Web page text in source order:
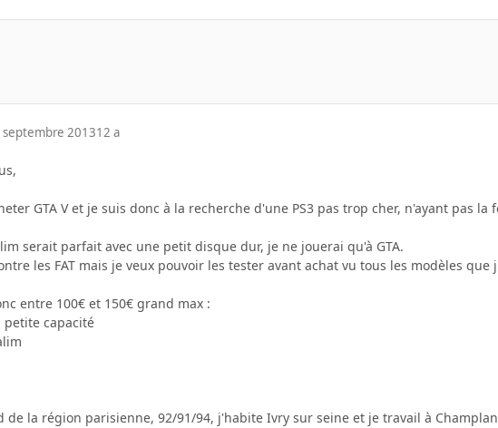
septembre 201312 a
GTA V et je suis donc à la recherche d'une PS3 pas trop cher, n'ayant pas
serait parfait avec une petit disque dur, je ne jouerai qu'à GTA.
les FAT mais je veux pouvoir les tester avant achat vu tous les modèles
entre 100€ et 150€ grand max :
petite capacité
de la région parisienne, 92/91/94, j'habite Ivry sur seine et je travail à